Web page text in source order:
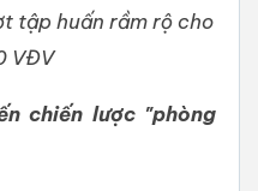
tập huấn rầm rộ cho
VĐV
chiến lược "phòng